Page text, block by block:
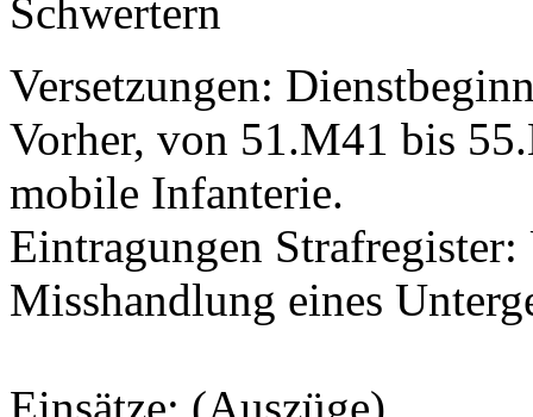
Schwertern
Versetzungen:
Vorher, von 51.M41 bis
mobile Infanterie.
Eintragungen
Misshandlung eines